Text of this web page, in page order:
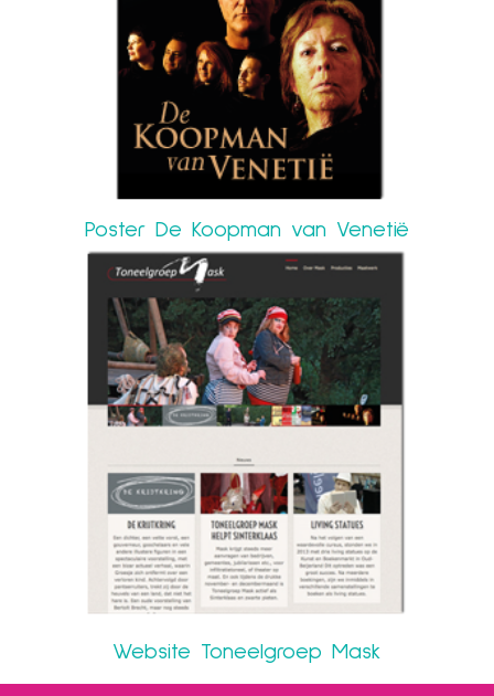
Poster De Koopman van Venetië
Website Toneelgroep Mask